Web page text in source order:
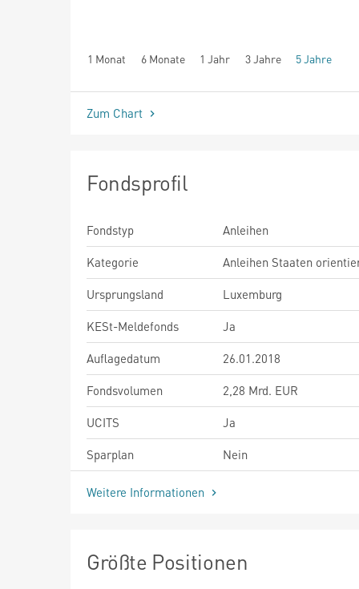
1 Monat 6 Monate 1 Jahr 3 Jahre 5 Jahre
seit Beginn
Zum Chart
Fondsprofil
Fondstyp
Anleihen
Kategorie
Anleihen Staaten
Ursprungsland
Luxemburg
KESt-Meldefonds
Ja
Auflagedatum
26.01.2018
Fondsvolumen
2,28 Mrd. EUR
UCITS
Ja
Sparplan
Nein
Weitere Informationen
Größte Positionen